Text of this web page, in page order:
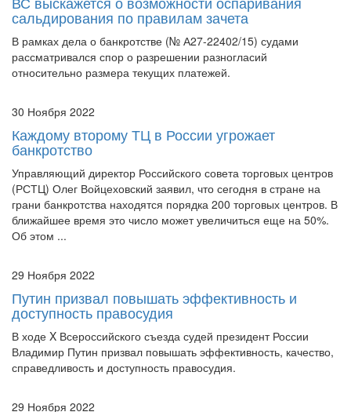
В рамках дела о банкротстве (№ А27-22402/15) судами
рассматривался спор о разрешении разногласий
относительно размера текущих платежей.
30 Ноября 2022
банкротство
Управляющий директор Российского совета торговых центров
(РСТЦ) Олег Войцеховский заявил, что сегодня в стране на
грани банкротства находятся порядка 200 торговых центров. В
ближайшее время это число может увеличиться еще на 50%.
Об этом ...
29 Ноября 2022
доступность правосудия
В ходе X Всероссийского съезда судей президент России
Владимир Путин призвал повышать эффективность, качество,
справедливость и доступность правосудия.
29 Ноября 2022